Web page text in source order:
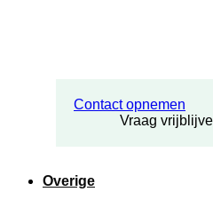
Contact opnemen
Vraag
Overige